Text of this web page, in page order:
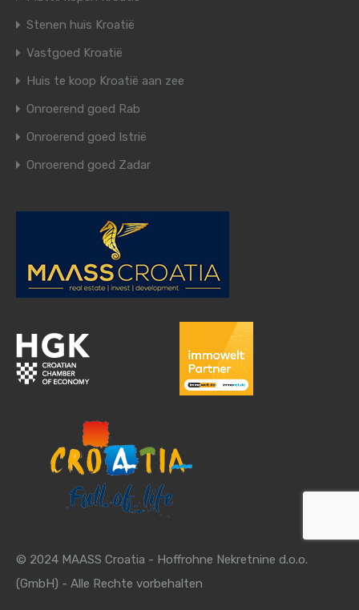
Stenen huis Kroatië
Vastgoed Kroatië
Huis te koop Kroatië aan zee
Onroerend goed Rab
Onroerend goed Istrië
Onroerend goed Zadar
© 2024 MAASS Croatia - Hoffrohne Nekretnine d.o.o.
(GmbH) - Alle Rechte vorbehalten